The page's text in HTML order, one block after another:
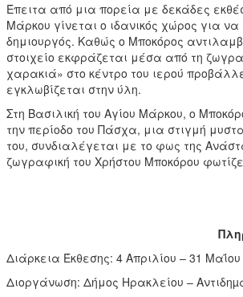
Έπειτα από μια πορεία με δεκάδες
Μάρκου γίνεται ο ιδανικός χώρος για
δημιουργός. Καθώς ο Μποκόρος
στοιχείο εκφράζεται μέσα από τη
χαρακιά» στο κέντρο του ιερού
εγκλωβίζεται στην ύλη.
Στη Βασιλική του Αγίου Μάρκου, ο
την περίοδο του Πάσχα, μια στιγμή
του, συνδιαλέγεται με το φως της
ζωγραφική του Χρήστου Μποκόρου
Διάρκεια Έκθεσης: 4 Απριλίου – 31 Μαΐου
Διοργάνωση: Δήμος Ηρακλείου –